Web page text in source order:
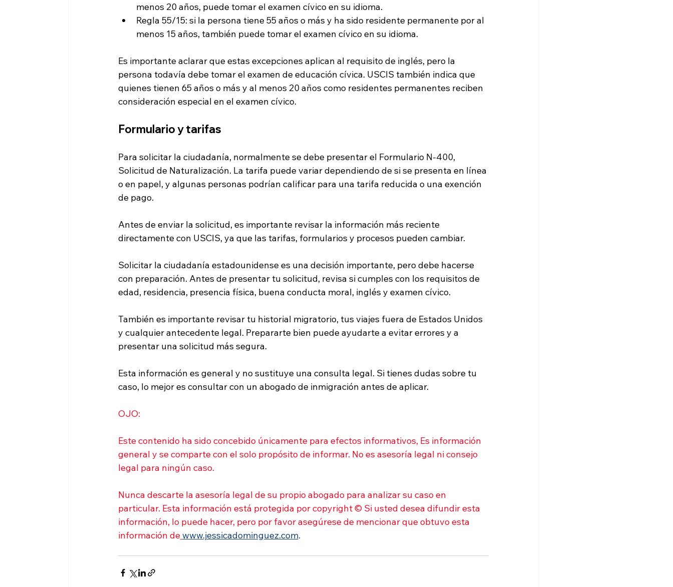
menos 20 años, puede tomar el examen cívico en su idioma.
Regla 55/15: si la persona tiene 55 años o más y ha sido residente permanente por al
menos 15 años, también puede tomar el examen cívico en su idioma.
Es importante aclarar que estas excepciones aplican al requisito de inglés, pero la
persona todavía debe tomar el examen de educación cívica. USCIS también indica que
quienes tienen 65 años o más y al menos 20 años como residentes permanentes reciben
consideración especial en el examen cívico.
Formulario y tarifas
Para solicitar la ciudadanía, normalmente se debe presentar el Formulario N-400,
Solicitud de Naturalización. La tarifa puede variar dependiendo de si se presenta en línea
o en papel, y algunas personas podrían calificar para una tarifa reducida o una exención
de pago.
Antes de enviar la solicitud, es importante revisar la información más reciente
directamente con USCIS, ya que las tarifas, formularios y procesos pueden cambiar.
Solicitar la ciudadanía estadounidense es una decisión importante, pero debe hacerse
con preparación. Antes de presentar tu solicitud, revisa si cumples con los requisitos de
edad, residencia, presencia física, buena conducta moral, inglés y examen cívico.
También es importante revisar tu historial migratorio, tus viajes fuera de Estados Unidos
y cualquier antecedente legal. Prepararte bien puede ayudarte a evitar errores y a
presentar una solicitud más segura.
Esta información es general y no sustituye una consulta legal. Si tienes dudas sobre tu
caso, lo mejor es consultar con un abogado de inmigración antes de aplicar.
OJO:
Este contenido ha sido concebido únicamente para efectos informativos, Es información
general y se comparte con el solo propósito de informar. No es asesoría legal ni consejo
legal para ningún caso.
Nunca descarte la asesoría legal de su propio abogado para analizar su caso en
particular. Esta información está protegida por copyright © Si usted desea difundir esta
información, lo puede hacer, pero por favor asegúrese de mencionar que obtuvo esta
información dewww.jessicadominguez.com.